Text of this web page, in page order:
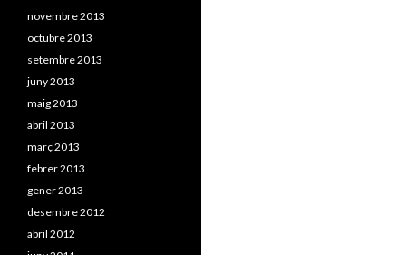
novembre 2013
octubre 2013
setembre 2013
juny 2013
maig 2013
abril 2013
març 2013
febrer 2013
gener 2013
desembre 2012
abril 2012